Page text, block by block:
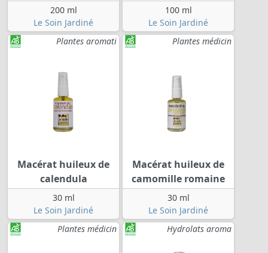
200 ml
Le Soin Jardiné
100 ml
Le Soin Jardiné
Plantes aromati
Macérat huileux de
calendula
30 ml
Le Soin Jardiné
Plantes médicin
Macérat huileux de
camomille romaine
30 ml
Le Soin Jardiné
Plantes médicin
Hydrolats aroma